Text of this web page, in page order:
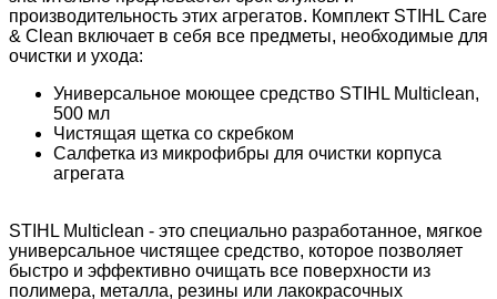
производительность этих агрегатов. Комплект STIHL Care
& Clean включает в себя все предметы, необходимые для
очистки и ухода:
Универсальное моющее средство STIHL Multiclean,
500 мл
Чистящая щетка со скребком
Салфетка из микрофибры для очистки корпуса
агрегата
STIHL Multiclean - это специально разработанное, мягкое
универсальное чистящее средство, которое позволяет
быстро и эффективно очищать все поверхности из
полимера, металла, резины или лакокрасочных